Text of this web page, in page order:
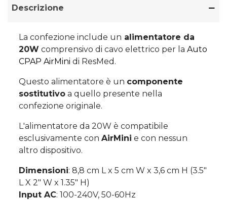
Descrizione
La confezione include un alimentatore da
20W comprensivo di cavo elettrico per la Auto
CPAP AirMini di ResMed.
Questo alimentatore è un componente
sostitutivo a quello presente nella
confezione originale.
L'alimentatore da 20W è compatibile
esclusivamente con AirMini e con nessun
altro dispositivo.
Dimensioni: 8,8 cm L x 5 cm W x 3,6 cm H (3.5"
L X 2" W x 1.35" H)
Input AC: 100-240V, 50-60Hz